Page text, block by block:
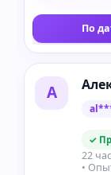
По
А
✓
22
•